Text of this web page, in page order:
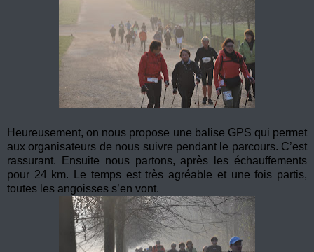
Heureusement, on nous propose une balise GPS qui permet
aux organisateurs de nous suivre pendant le parcours. C’est
rassurant. Ensuite nous partons, après les échauffements
pour 24 km. Le temps est très agréable et une fois partis,
toutes les angoisses s’en vont.